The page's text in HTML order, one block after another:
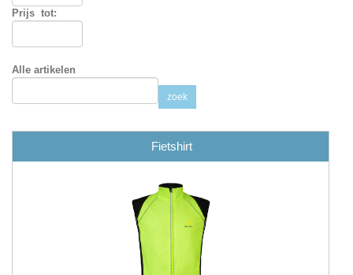
Prijs tot:
Alle artikelen
zoek
Fietshirt